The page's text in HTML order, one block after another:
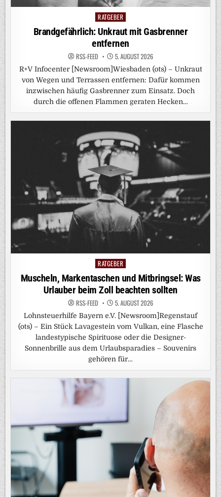
Posted
in
RATGEBER
Brandgefährlich: Unkraut mit Gasbrenner
entfernen
RSS-FEED 5. AUGUST 2026
R+V Infocenter [Newsroom]Wiesbaden (ots) – Unkraut
von Wegen und Terrassen entfernen: Dafür kommen
inzwischen häufig Gasbrenner zum Einsatz. Doch
durch die offenen Flammen geraten Hecken…
Posted
RATGEBER
Muscheln, Markentaschen und Mitbringsel: Was
Urlauber beim Zoll beachten sollten
RSS-FEED 5. AUGUST 2026
Lohnsteuerhilfe Bayern e.V. [Newsroom]Regenstauf
(ots) – Ein Stück Lavagestein vom Vulkan, eine Flasche
landestypische Spirituose oder die Designer-
Sonnenbrille aus dem Urlaubsparadies – Souvenirs
gehören für…